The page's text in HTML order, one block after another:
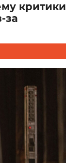
критики
за